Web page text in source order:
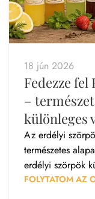
18 jún 2026
Fedezze
–
különleges
Az erdélyi
természetes
erdélyi szörpök
FOLYTATOM AZ